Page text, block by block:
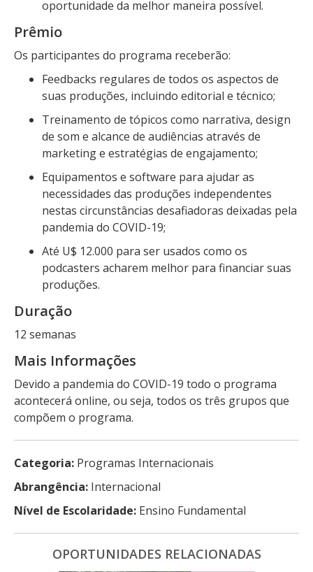
oportunidade da melhor maneira possível.
Prêmio
Os participantes do programa receberão:
Feedbacks regulares de todos os aspectos de
suas produções, incluindo editorial e técnico;
Treinamento de tópicos como narrativa, design
de som e alcance de audiências através de
marketing e estratégias de engajamento;
Equipamentos e software para ajudar as
necessidades das produções independentes
nestas circunstâncias desafiadoras deixadas pela
pandemia do COVID-19;
Até U$ 12.000 para ser usados como os
podcasters acharem melhor para financiar suas
produções.
Duração
12 semanas
Mais Informações
Devido a pandemia do COVID-19 todo o programa
acontecerá online, ou seja, todos os três grupos que
compõem o programa.
Categoria: Programas Internacionais
Abrangência: Internacional
Nível de Escolaridade: Ensino Fundamental
OPORTUNIDADES RELACIONADAS